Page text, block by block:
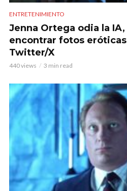
ENTRETENIMIENTO
Jenna Ortega odia la
encontrar fotos
Twitter/X
440 views 3 min read